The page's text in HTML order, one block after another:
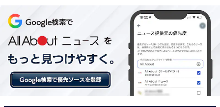
都道府県別スタバ店舗数ランキング2021！ 鳥取・島根に
は4店舗、次いでスタバが少ない県は……？
カルディでよく買う「コーヒー豆」ランキング 一番リピ
ート買いされているのはあの看板ブレンド